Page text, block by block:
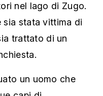
nel lago di Zugo.
sia stata vittima di
trattato di un
un uomo che